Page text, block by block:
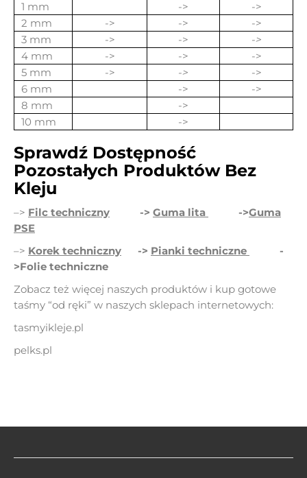
1 mm
->
->
2 mm
-> ->
->
3 mm
-> ->
->
4 mm
-> ->
->
5 mm
-> ->
->
6 mm
->
->
8 mm
->
10 mm
->
Sprawdź Dostępność
Pozostałych Produktów Bez
Kleju
–> Filc techniczny -> Guma lita ->Guma
PSE
–> Korek techniczny -> Pianki techniczne
-
>Folie techniczne
Zobacz też więcej naszych produktów i kup gotowe
taśmy “od ręki” w naszych sklepach internetowych:
tasmyikleje.pl
pelks.pl